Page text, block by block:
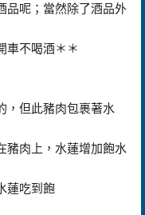
品呢；當然除了酒品外
車不喝酒＊＊
，但此豬肉包裹著水
豬肉上，水蓮增加飽水
蓮吃到飽